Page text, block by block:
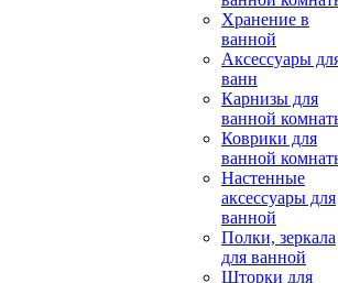
Хранение в
ванной
Аксессуары
ванн
Карнизы для
ванной
Коврики для
ванной
Настенные
аксессуары для
ванной
Полки, зеркала
для ванной
Шторки для